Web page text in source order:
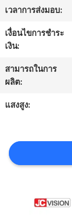
คุณภาพ
ติดต่อ
เรา
ข่าว
ทุก
กรณี
เวลาการส่งมอบ:
เงื่อนไขการชำระ
เงิน:
สามารถในการ
ผลิต:
แสงสูง: